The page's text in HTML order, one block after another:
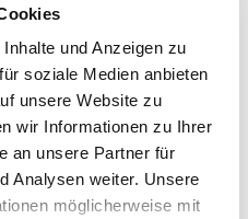
und Anzeigen zu
soziale Medien anbieten
unsere Website zu
wir Informationen zu Ihrer
an unsere Partner für
Analysen weiter. Unsere
möglicherweise mit
verbindet Saugschlauch und
sicher
Werkstätten sowie